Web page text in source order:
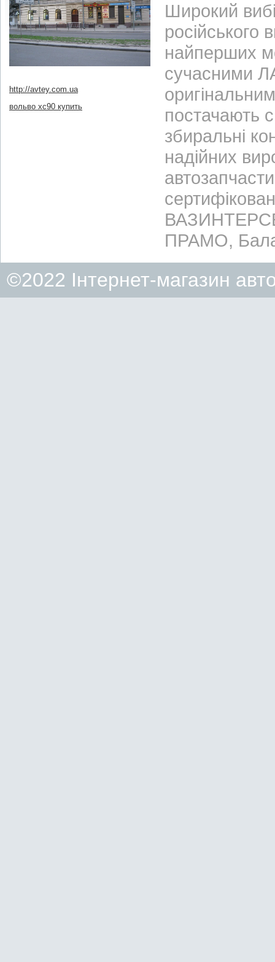
http://avtey.com.ua
вольво xc90 купить
Широкий
найперших
сучасними
постачають
збиральні
надійних
ПРАМО,
©2022 Інтернет-магазин